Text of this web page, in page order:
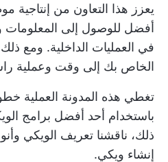
يعزز هذا التعاون من إنتاجية
أفضل للوصول إلى المعلومات
في العمليات الداخلية. ومع
الخاص بك إلى وقت وعملية
تغطي هذه المدونة العملية
باستخدام أحد أفضل برامج
ذلك، ناقشنا تعريف الويكي
إنشاء ويكي.